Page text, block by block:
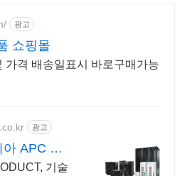
광고
쇼핑몰
가격 배송일표시 바로구매가능
광고
APC 전
기술